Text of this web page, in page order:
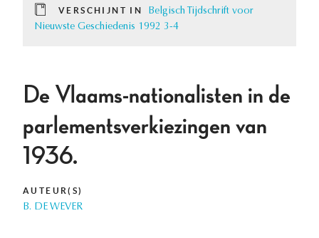
VERSCHIJNT IN
Belgisch Tijdschrift voor
Nieuwste Geschiedenis 1992 3-4
De Vlaams-nationalisten in de
parlementsverkiezingen van
1936.
AUTEUR(S)
B. DE WEVER